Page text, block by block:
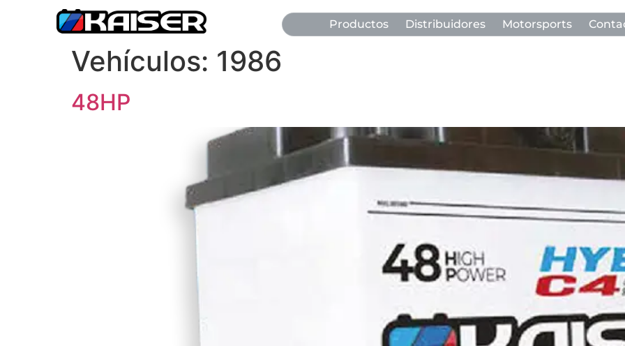
Productos Distribuidores Motorsports
Vehículos: 1986
48HP